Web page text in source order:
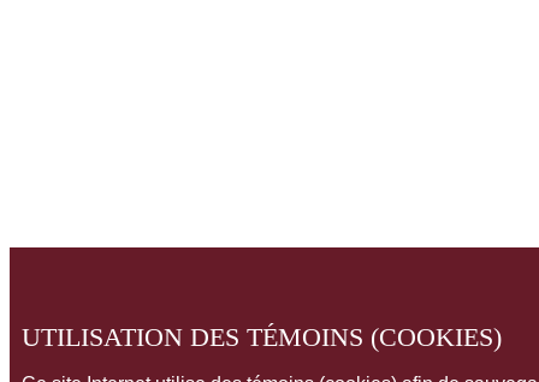
UTILISATION DES TÉMOINS (COOKIES)